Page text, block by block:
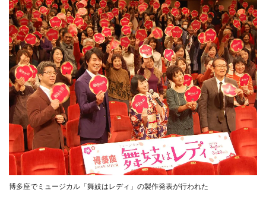
博多座でミュージカル「舞妓はレディ」の製作発表が行われた